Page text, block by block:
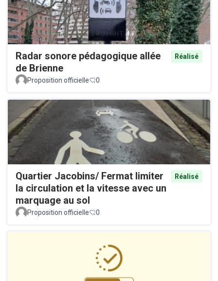
Radar sonore pédagogique allée
de Brienne
Réalisé
Proposition officielle 0
Quartier Jacobins/ Fermat limiter
la circulation et la vitesse avec un
marquage au sol
Réalisé
Proposition officielle 0